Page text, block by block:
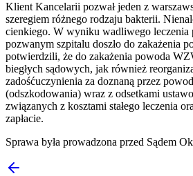
Klient Kancelarii pozwał jeden z
szeregiem różnego rodzaju bakterii.
cienkiego. W wyniku wadliwego leczenia
pozwanym szpitalu doszło do zakażenia
potwierdzili, że do zakażenia powoda
biegłych sądowych, jak również
zadośćuczynienia za doznaną przez
(odszkodowania) wraz z odsetkami
związanych z kosztami stałego leczenia
zapłacie.
Sprawa była prowadzona przed Sądem